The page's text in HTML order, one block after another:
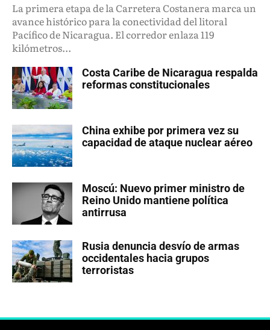
La primera etapa de la Carretera Costanera marca un
avance histórico para la conectividad del litoral
Pacífico de Nicaragua. El corredor enlaza 119
kilómetros...
Costa Caribe de Nicaragua respalda
reformas constitucionales
China exhibe por primera vez su
capacidad de ataque nuclear aéreo
Moscú: Nuevo primer ministro de
Reino Unido mantiene política
antirrusa
Rusia denuncia desvío de armas
occidentales hacia grupos
terroristas